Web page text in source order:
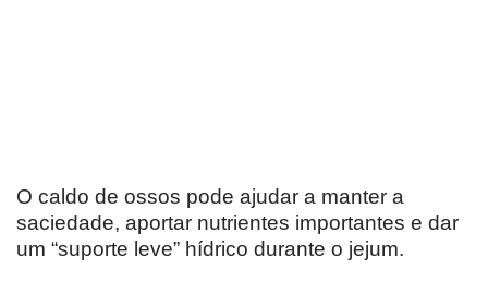
O caldo de ossos pode ajudar a manter a
saciedade, aportar nutrientes importantes e dar
um “suporte leve” hídrico durante o jejum.